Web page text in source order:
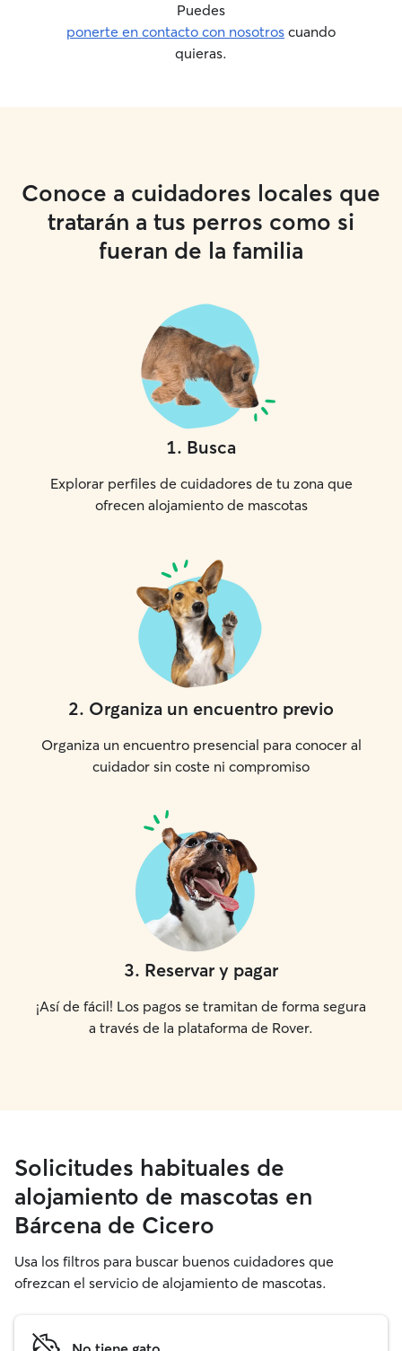
Puedes
ponerte en contacto con nosotros cuando
quieras.
Conoce a cuidadores locales que
tratarán a tus perros como si
fueran de la familia
1. Busca
Explorar perfiles de cuidadores de tu zona que
ofrecen alojamiento de mascotas
2. Organiza un encuentro previo
Organiza un encuentro presencial para conocer al
cuidador sin coste ni compromiso
3. Reservar y pagar
¡Así de fácil! Los pagos se tramitan de forma segura
a través de la plataforma de Rover.
Solicitudes habituales de
alojamiento de mascotas en
Bárcena de Cicero
Usa los filtros para buscar buenos cuidadores que
ofrezcan el servicio de alojamiento de mascotas.